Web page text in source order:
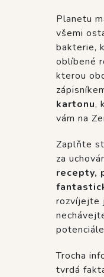
Planetu
všemi
bakterie,
oblíbené
kterou
kartonu,
vám na
Zaplňte
za
recepty,
rozvíjejte
Trocha
tvrdá